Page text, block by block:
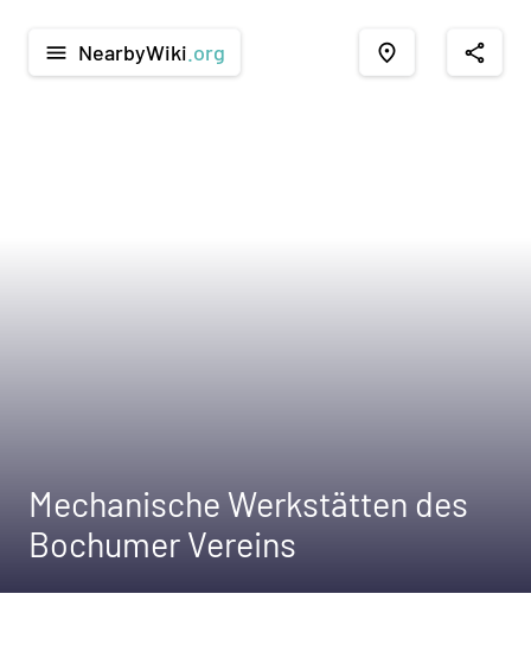
menu NearbyWiki .org place share
Mechanische Werkstätten des
Bochumer Vereins